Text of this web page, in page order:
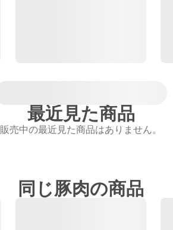
最近見た商品
販売中の最近見た商品はありません。
同じ豚肉の商品